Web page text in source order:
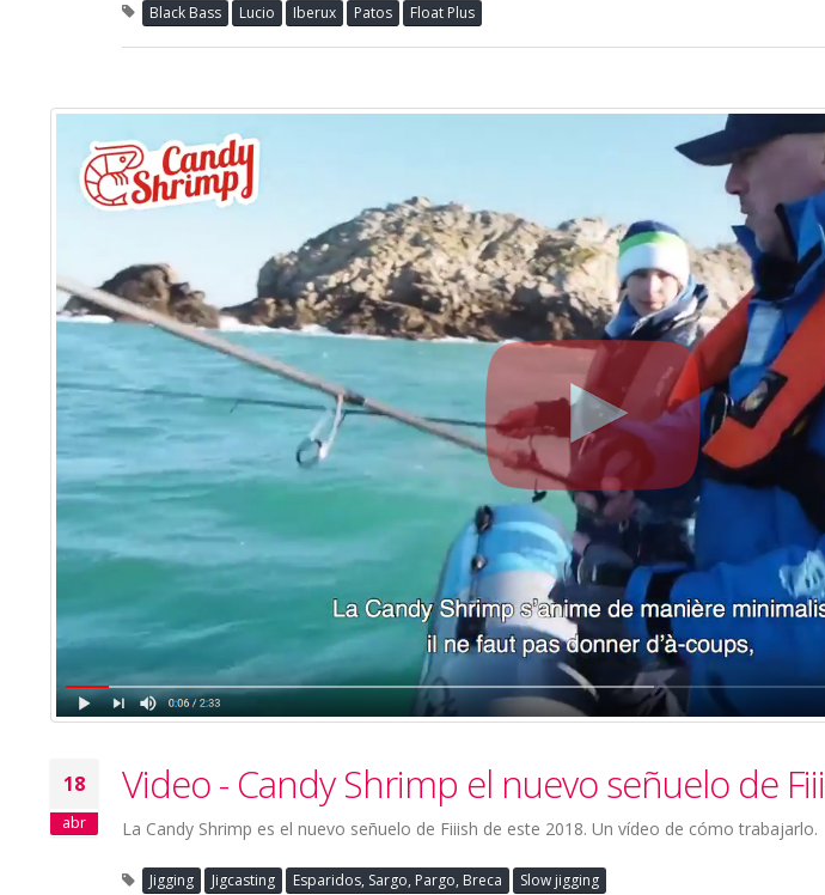
Black Bass Lucio Iberux Patos Float Plus
18
abr
Video - Candy Shrimp el nuevo señuelo de
La Candy Shrimp es el nuevo señuelo de Fiiish de este 2018. Un vídeo de cómo trabajarlo.
Jigging Jigcasting Esparidos, Sargo, Pargo, Breca Slow jigging